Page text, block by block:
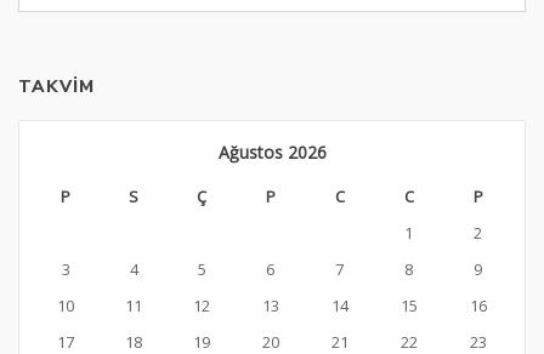
TAKVIM
Ağustos 2026
P S Ç P C C
P
1
2
3
4 5 6 7 8
9
10
11 12 13 14 15
16
17
18 19 20 21 22
23